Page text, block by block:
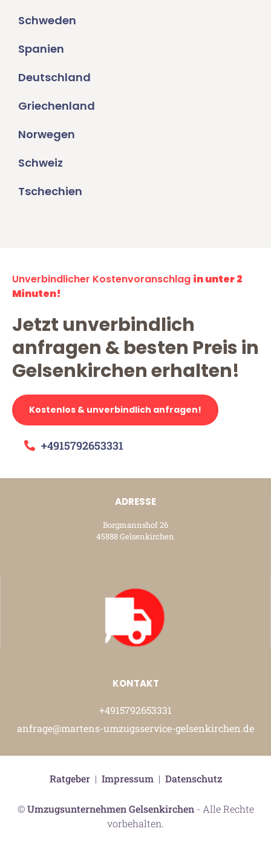
Schweden
Spanien
Deutschland
Griechenland
Norwegen
Schweiz
Tschechien
Unverbindlicher Kostenvoranschlag in unter 2
Minuten!
Jetzt unverbindlich
anfragen & besten Preis in
Gelsenkirchen erhalten!
Kostenlos & unverbindlich anfragen!
+4915792653331
ADRESSE
Borgmannshof 26
45888 Gelsenkirchen
KONTAKT
+4915792653331
anfrage@martens-umzugsservice-gelsenkirchen.de
©Umzugsunternehmen Gelsenkirchen- Alle Rechte
vorbehalten.
Ratgeber| Impressum| Datenschutz